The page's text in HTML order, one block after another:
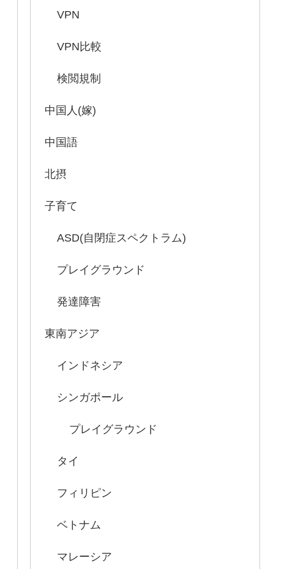
VPN
VPN比較
検閲規制
中国人(嫁)
中国語
北摂
子育て
ASD(自閉症スペクトラム)
プレイグラウンド
発達障害
東南アジア
インドネシア
シンガポール
プレイグラウンド
タイ
フィリピン
ベトナム
マレーシア